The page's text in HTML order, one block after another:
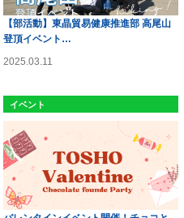
【部活動】東晶貿易健康推進部 高尾山
登頂イベント…
2025.03.11
イベント